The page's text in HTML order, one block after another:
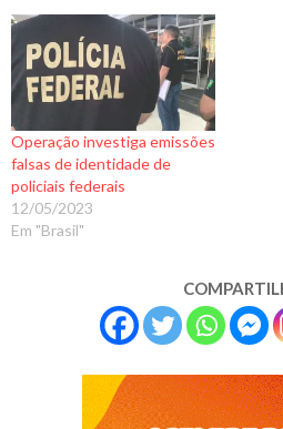
Operação investiga emissões
falsas de identidade de
policiais federais
12/05/2023
Em "Brasil"